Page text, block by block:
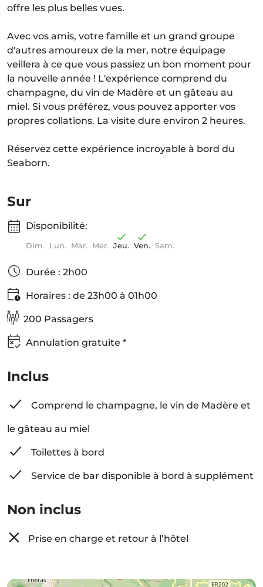
offre les plus belles vues.
Avec vos amis, votre famille et un grand groupe
d'autres amoureux de la mer, notre équipage
veillera à ce que vous passiez un bon moment pour
la nouvelle année ! L'expérience comprend du
champagne, du vin de Madère et un gâteau au
miel. Si vous préférez, vous pouvez apporter vos
propres collations. La visite dure environ 2 heures.
Réservez cette expérience incroyable à bord du
Seaborn.
Sur
Disponibilité:
Dim. Lun. Mar. Mer. Jeu. Ven. Sam.
Durée : 2h00
Horaires : de 23h00 à 01h00
200 Passagers
Annulation gratuite *
Inclus
Comprend le champagne, le vin de Madère et
le gâteau au miel
Toilettes à bord
Service de bar disponible à bord à supplément
Non inclus
Prise en charge et retour à l’hôtel